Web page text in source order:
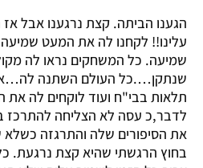
הגענו הביתה. קצת נרגענו אבל
עלינו!! לקחנו לה את המעט שמיעה
שמיעה. כל המשחקים נראו לה
שנתקן….כל העולם השתנה
תלאות בבי"ח ועוד לוקחים לה את
לדבר,כ עסה לא הצליחה להתרכז
את הסיפורים שלה והתרגזה כשלא
בחוץ הרגשתי שהיא קצת נרגעת.